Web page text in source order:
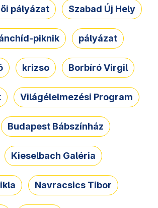
pályázat Szabad Új Hely
piknik pályázat
krizso Borbíró Virgil
Világélelmezési Program
Budapest Bábszínház
Kieselbach Galéria
Navracsics Tibor